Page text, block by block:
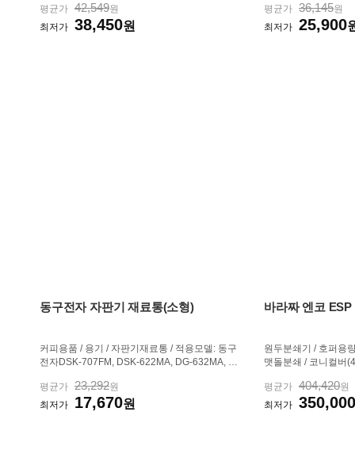
129mm / 세로:136mm / 높이:159mm / 무게:1.0
3kg / [쿨링팬] / 팬 크기:120mm / 팬 개수:2개 / 2
평균가 42,549원
최저가 38,450원
레이트 / 오른손 / 전
멀티페어링 / 소프트
평균가 36,145원
최저가 25,900
동구전자 자판기 재료통(소형)
커피용품 / 용기 / 자판기재료통 / 적용모델: 동구
전자DSK-707FM, DSK-622MA, DG-632MA, D
F3M, DG-108FK, DG-808F3M, DG-808FK
평균가 23,292원
최저가
17,670원
바라짜 엔코 ESP
원두분쇄기 / 호퍼용
맷돌분쇄 / 코니컬버
에스프레소 / 서랍 /
2.2g / 크기(가로x세
평균가 404,420원
최저가 350,000